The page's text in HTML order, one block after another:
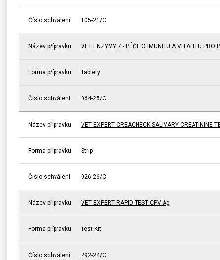
Číslo schválení 105-21/C
Název přípravku VET ENZYMY 7 - PÉČE O IMUNITU A VITALITU PRO
Forma přípravku Tablety
Číslo schválení 064-25/C
Název přípravku VET EXPERT CREACHECK SALIVARY CREATININE
Forma přípravku Strip
Číslo schválení 026-26/C
Název přípravku VET EXPERT RAPID TEST CPV Ag
Forma přípravku Test Kit
Číslo schválení 292-24/C